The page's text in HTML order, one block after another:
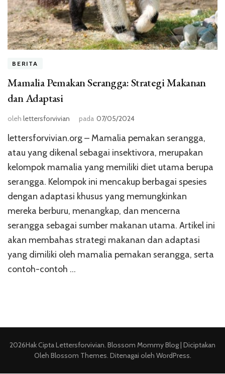
BERITA
Mamalia Pemakan Serangga: Strategi Makanan
dan Adaptasi
oleh lettersforvivian pada 07/05/2024
lettersforvivian.org – Mamalia pemakan serangga,
atau yang dikenal sebagai insektivora, merupakan
kelompok mamalia yang memiliki diet utama berupa
serangga. Kelompok ini mencakup berbagai spesies
dengan adaptasi khusus yang memungkinkan
mereka berburu, menangkap, dan mencerna
serangga sebagai sumber makanan utama. Artikel ini
akan membahas strategi makanan dan adaptasi
yang dimiliki oleh mamalia pemakan serangga, serta
contoh-contoh …
2026Hak CiptaLettersforvivian. Blossom Mommy Blog | Diciptakan
Oleh Blossom Themes. Ditenagai oleh WordPress.